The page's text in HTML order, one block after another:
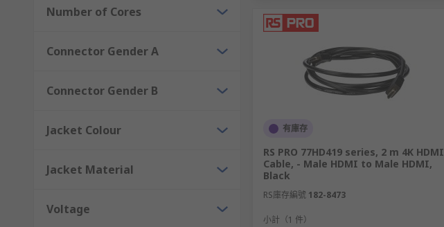
Number of Cores
Connector Gender A
Connector Gender B
Jacket Colour
Jacket Material
Voltage
有庫存
RS PRO 77HD419 series, 2 m 4K HDMI
Cable, - Male HDMI to Male HDMI,
Black
RS庫存編號 182-8473
小計（1 件）